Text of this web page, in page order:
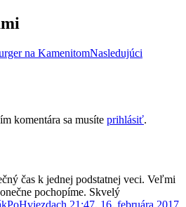
na KamenitomNasledujúci
komentára sa musíte prihlásiť.
čas k jednej podstatnej veci. Veľmi
pochopíme. Skvelý
21:47, 16. februára 2017